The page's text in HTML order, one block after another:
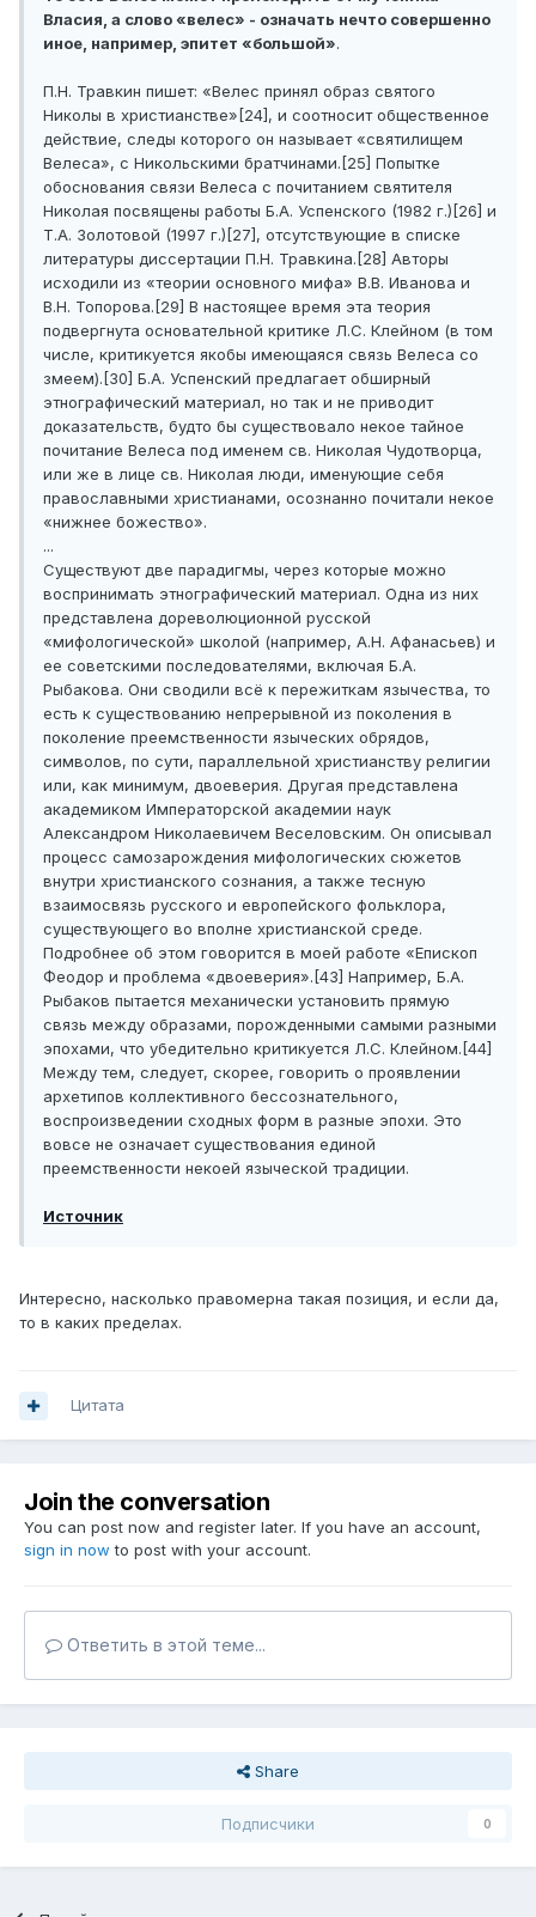
Власия, а слово «велес» - означать нечто совершенно
иное, например, эпитет «большой».
П.Н. Травкин пишет: «Велес принял образ святого
Николы в христианстве»[24], и соотносит общественное
действие, следы которого он называет «святилищем
Велеса», с Никольскими братчинами.[25] Попытке
обоснования связи Велеса с почитанием святителя
Николая посвящены работы Б.А. Успенского (1982 г.)[26] и
Т.А. Золотовой (1997 г.)[27], отсутствующие в списке
литературы диссертации П.Н. Травкина.[28] Авторы
исходили из «теории основного мифа» В.В. Иванова и
В.Н. Топорова.[29] В настоящее время эта теория
подвергнута основательной критике Л.С. Клейном (в том
числе, критикуется якобы имеющаяся связь Велеса со
змеем).[30] Б.А. Успенский предлагает обширный
этнографический материал, но так и не приводит
доказательств, будто бы существовало некое тайное
почитание Велеса под именем св. Николая Чудотворца,
или же в лице св. Николая люди, именующие себя
православными христианами, осознанно почитали некое
«нижнее божество».
...
Существуют две парадигмы, через которые можно
воспринимать этнографический материал. Одна из них
представлена дореволюционной русской
«мифологической» школой (например, А.Н. Афанасьев) и
ее советскими последователями, включая Б.А.
Рыбакова. Они сводили всё к пережиткам язычества, то
есть к существованию непрерывной из поколения в
поколение преемственности языческих обрядов,
символов, по сути, параллельной христианству религии
или, как минимум, двоеверия. Другая представлена
академиком Императорской академии наук
Александром Николаевичем Веселовским. Он описывал
процесс самозарождения мифологических сюжетов
внутри христианского сознания, а также тесную
взаимосвязь русского и европейского фольклора,
существующего во вполне христианской среде.
Подробнее об этом говорится в моей работе «Епископ
Феодор и проблема «двоеверия».[43] Например, Б.А.
Рыбаков пытается механически установить прямую
связь между образами, порожденными самыми разными
эпохами, что убедительно критикуется Л.С. Клейном.[44]
Между тем, следует, скорее, говорить о проявлении
архетипов коллективного бессознательного,
воспроизведении сходных форм в разные эпохи. Это
вовсе не означает существования единой
преемственности некоей языческой традиции.
Источник
Интересно, насколько правомерна такая позиция, и если да,
то в каких пределах.
Цитата
Join the conversation
You can post now and register later. If you have an account,
sign in now to post with your account.
Ответить в этой теме...
Share
Подписчики 0